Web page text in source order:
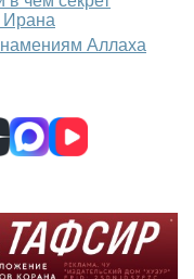
Ирана
Аллаха